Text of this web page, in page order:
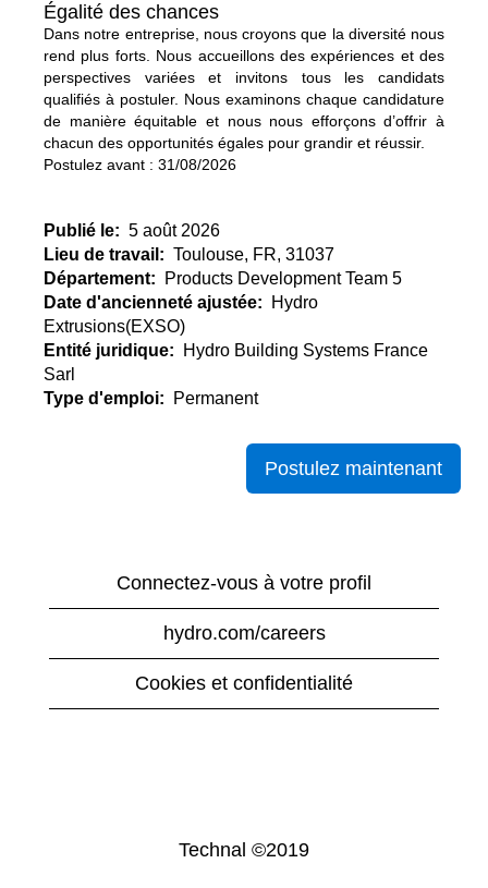
Égalité des chances
Dans notre entreprise, nous croyons que la diversité nous
rend plus forts. Nous accueillons des expériences et des
perspectives variées et invitons tous les candidats
qualifiés à postuler. Nous examinons chaque candidature
de manière équitable et nous nous efforçons d’offrir à
chacun des opportunités égales pour grandir et réussir.
Postulez avant : 31/08/2026
Publié le: 5 août 2026
Lieu de travail: Toulouse, FR, 31037
Département:
Products Development Team 5
Date d'ancienneté ajustée:
Hydro
Extrusions(EXSO)
Entité juridique:
Hydro Building Systems France
Sarl
Type d'emploi:
Permanent
Postulez maintenant
Connectez-vous à votre profil
hydro.com/careers
Cookies et confidentialité
Technal ©2019